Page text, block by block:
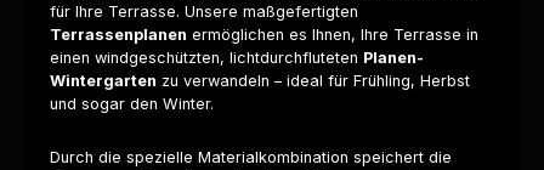
für Ihre Terrasse. Unsere maßgefertigten
Terrassenplanen ermöglichen es Ihnen, Ihre Terrasse in
einen windgeschützten, lichtdurchfluteten Planen-
Wintergarten zu verwandeln – ideal für Frühling, Herbst
und sogar den Winter.
Durch die spezielle Materialkombination speichert die